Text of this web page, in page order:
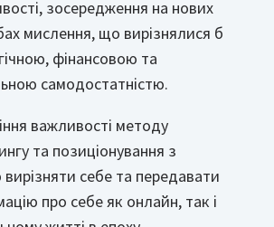
зосередження на нових
мислення, що вирізнялися б
фінансовою та
самодостатністю.
важливості методу
та позиціонування з
себе та передавати
про себе як онлайн, так і